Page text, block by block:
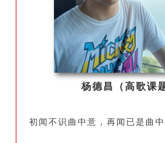
杨德昌（高歌课
初闻不识曲中意，再闻已是曲中